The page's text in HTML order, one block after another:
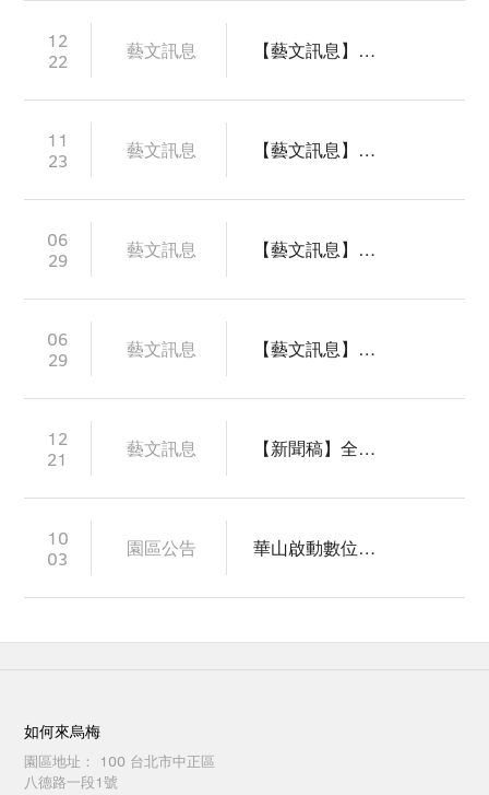
12
22
藝文訊息 【藝文訊息】2024 華山傳統表演藝術節目徵件辦法公告
11
23
藝文訊息 【藝文訊息】2024華山親子表藝節演出團隊甄選公告
06
29
藝文訊息 【藝文訊息】2024年上半年表演藝術團隊優先申請藝文場館作業
06
29
藝文訊息 【藝文訊息】2022上半年表演藝術團隊優先申請作業公告
12
21
藝文訊息 【新聞稿】全臺15文化園區齊聚華山，捲動臺灣文創生態網絡
10
03
園區公告 華山啟動數位轉型，逐步打造為臺灣首座5G示範文創園區
如何來烏梅
園區地址：
100 台北市中正區
八德路一段1號